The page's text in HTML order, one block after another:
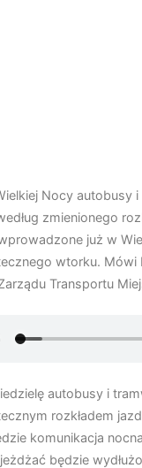
Nocy autobusy
zmienionego
już w
wtorku. Mówi
Transportu
autobusy i
rozkładem
komunikacja
będzie